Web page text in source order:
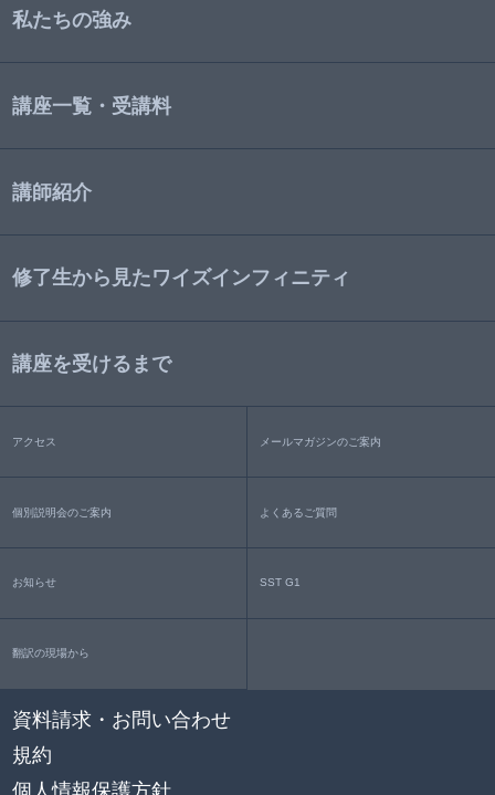
私たちの強み
講座一覧・受講料
講師紹介
修了生から見たワイズインフィニティ
講座を受けるまで
アクセス メールマガジンのご案内
個別説明会のご案内 よくあるご質問
お知らせ SST G1
翻訳の現場から
資料請求・お問い合わせ
規約
個人情報保護方針